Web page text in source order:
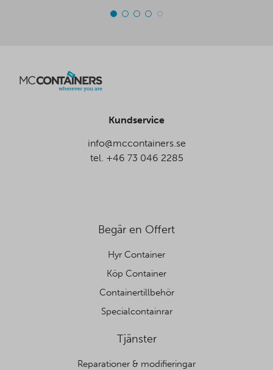
Kundservice
info@mccontainers.se
tel. +46 73 046 2285
Begär en Offert
Hyr Container
Köp Container
Containertillbehör
Specialcontainrar
Tjänster
Reparationer & modifieringar